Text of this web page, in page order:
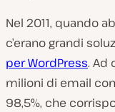
Nel 2011, quando
c’erano grandi
per WordPress. Ad
milioni di email
98,5%, che